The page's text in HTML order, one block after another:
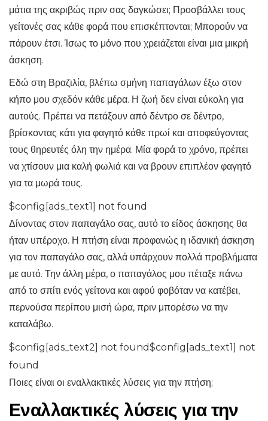
μάτια της ακριβώς πριν σας δαγκώσει; Προσβάλλει τους
γείτονές σας κάθε φορά που επισκέπτονται; Μπορούν να
πάρουν έτσι. Ίσως το μόνο που χρειάζεται είναι μια μικρή
άσκηση.
Εδώ στη Βραζιλία, βλέπω σμήνη παπαγάλων έξω στον
κήπο μου σχεδόν κάθε μέρα. Η ζωή δεν είναι εύκολη για
αυτούς. Πρέπει να πετάξουν από δέντρο σε δέντρο,
βρίσκοντας κάτι για φαγητό κάθε πρωί και αποφεύγοντας
τους θηρευτές όλη την ημέρα. Μία φορά το χρόνο, πρέπει
να χτίσουν μια καλή φωλιά και να βρουν επιπλέον φαγητό
για τα μωρά τους.
$config[ads_text1] not found
Δίνοντας στον παπαγάλο σας, αυτό το είδος άσκησης θα
ήταν υπέροχο. Η πτήση είναι προφανώς η ιδανική άσκηση
για τον παπαγάλο σας, αλλά υπάρχουν πολλά προβλήματα
με αυτό. Την άλλη μέρα, ο παπαγάλος μου πέταξε πάνω
από το σπίτι ενός γείτονα και αφού φοβόταν να κατέβει,
περνούσα περίπου μισή ώρα, πριν μπορέσω να την
καταλάβω.
$config[ads_text2] not found$config[ads_text1] not
found
Ποιες είναι οι εναλλακτικές λύσεις για την πτήση;
Εναλλακτικές λύσεις για την